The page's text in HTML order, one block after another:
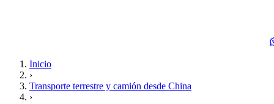
Inicio
›
Transporte terrestre y camión desde China
›